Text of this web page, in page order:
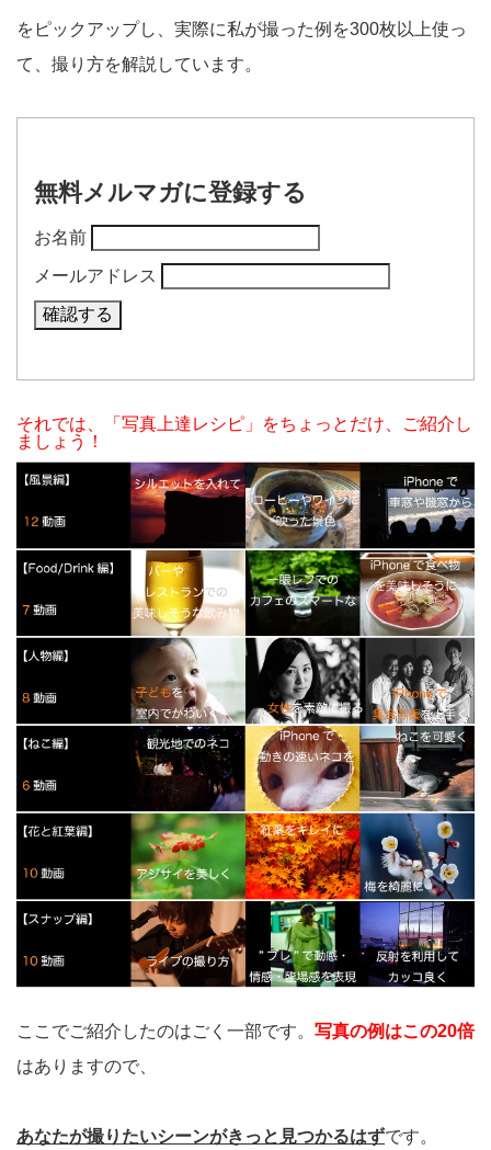
をピックアップし、実際に私が撮った例を300枚以上使っ
て、撮り方を解説しています。
無料メルマガに登録する
お名前
メールアドレス
それでは、「写真上達レシピ」をちょっとだけ、ご紹介し
ましょう！
ここでご紹介したのはごく一部です。 写真の例はこの20倍
はありますので、
あなたが撮りたいシーンがきっと見つかるはずです。